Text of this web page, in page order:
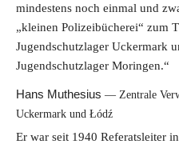
mindestens noch einmal und
„kleinen Polizeibücherei“ zum
Jugendschutzlager Uckermark
Jugendschutzlager Moringen.“
Hans Muthesius
Zentrale
Uckermark und Łódź
Er war seit 1940 Referatsleiter